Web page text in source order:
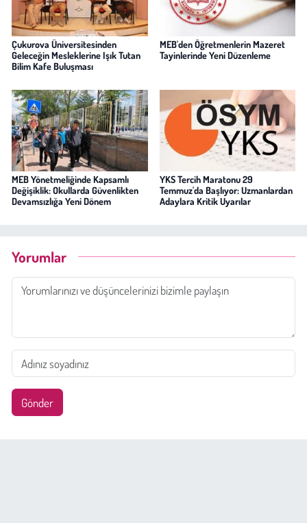
Çukurova Üniversitesinden
Geleceğin Mesleklerine Işık Tutan
Bilim Kafe Buluşması
MEB'den Öğretmenlerin Mazeret
Tayinlerinde Yeni Düzenleme
MEB Yönetmeliğinde Kapsamlı
Değişiklik: Okullarda Güvenlikten
Devamsızlığa Yeni Dönem
YKS Tercih Maratonu 29
Temmuz'da Başlıyor: Uzmanlardan
Adaylara Kritik Uyarılar
Yorumlar
Gönder